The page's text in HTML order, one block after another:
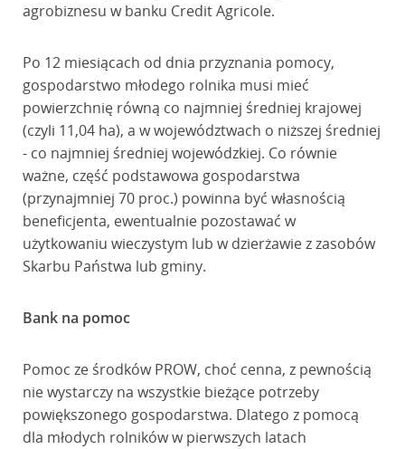
agrobiznesu w banku Credit Agricole.
Po 12 miesiącach od dnia przyznania pomocy,
gospodarstwo młodego rolnika musi mieć
powierzchnię równą co najmniej średniej krajowej
(czyli 11,04 ha), a w województwach o niższej średniej
- co najmniej średniej wojewódzkiej. Co równie
ważne, część podstawowa gospodarstwa
(przynajmniej 70 proc.) powinna być własnością
beneficjenta, ewentualnie pozostawać w
użytkowaniu wieczystym lub w dzierżawie z zasobów
Skarbu Państwa lub gminy.
Bank na pomoc
Pomoc ze środków PROW, choć cenna, z pewnością
nie wystarczy na wszystkie bieżące potrzeby
powiększonego gospodarstwa. Dlatego z pomocą
dla młodych rolników w pierwszych latach